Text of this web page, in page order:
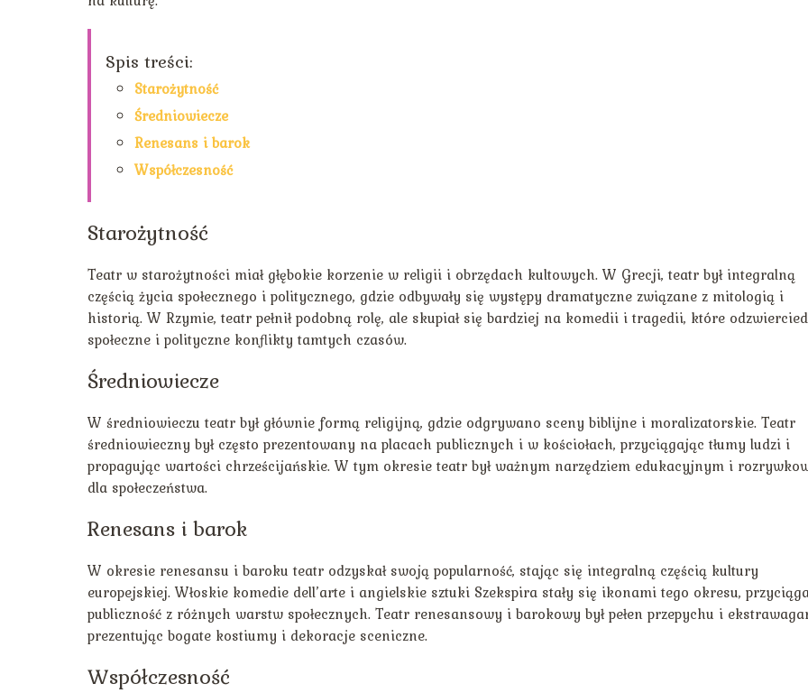
Spis treści:
Starożytność
Średniowiecze
Renesans i barok
Współczesność
Starożytność
Teatr w starożytności miał głębokie korzenie w religii i obrzędach kultowych. W Grecji, teatr był integralną
częścią życia społecznego i politycznego, gdzie odbywały się występy dramatyczne związane z mitologią i
historią. W Rzymie, teatr pełnił podobną rolę, ale skupiał się bardziej na komedii i tragedii, które
społeczne i polityczne konflikty tamtych czasów.
Średniowiecze
W średniowieczu teatr był głównie formą religijną, gdzie odgrywano sceny biblijne i moralizatorskie. Teatr
średniowieczny był często prezentowany na placach publicznych i w kościołach, przyciągając tłumy ludzi i
propagując wartości chrześcijańskie. W tym okresie teatr był ważnym narzędziem edukacyjnym i
dla społeczeństwa.
Renesans i barok
W okresie renesansu i baroku teatr odzyskał swoją popularność, stając się integralną częścią kultury
europejskiej. Włoskie komedie dell’arte i angielskie sztuki Szekspira stały się ikonami tego okresu,
publiczność z różnych warstw społecznych. Teatr renesansowy i barokowy był pełen przepychu i
prezentując bogate kostiumy i dekoracje sceniczne.
Współczesność